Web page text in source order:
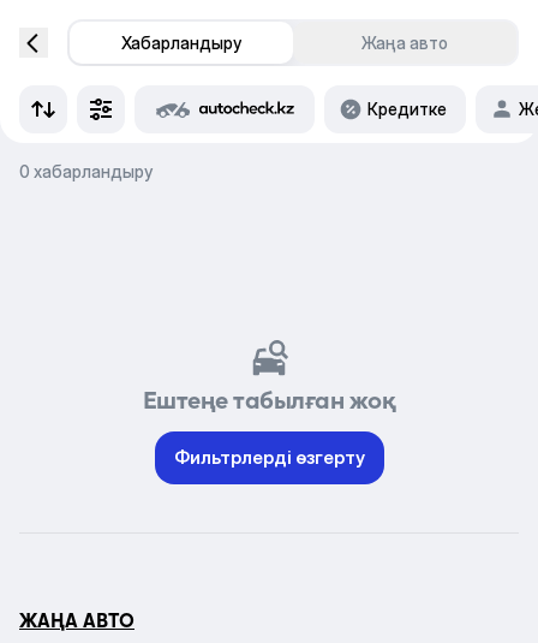
Хабарландыру Жаңа авто
Кредитке
0 хабарландыру
Ештеңе табылған жоқ
Фильтрлерді өзгерту
ЖАҢА АВТО